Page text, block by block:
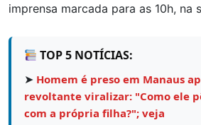
imprensa marcada para as 10h, na
TOP 5 NOTÍCIAS:
➤ Homem é preso em Manaus
revoltante viralizar: "Como ele
com a própria filha?"; veja